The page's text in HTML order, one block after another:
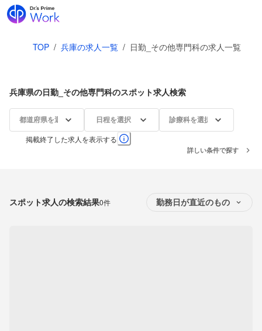
TOP / 兵庫の求人一覧 / 日勤_その他専門科の求人一覧
兵庫県の日勤_その他専門科のスポット求人検索
都道府県を選択 日程を選択 診療科を選択
掲載終了した求人を表示する
詳しい条件で探す
スポット求人の検索結果0件 勤務日が直近のもの